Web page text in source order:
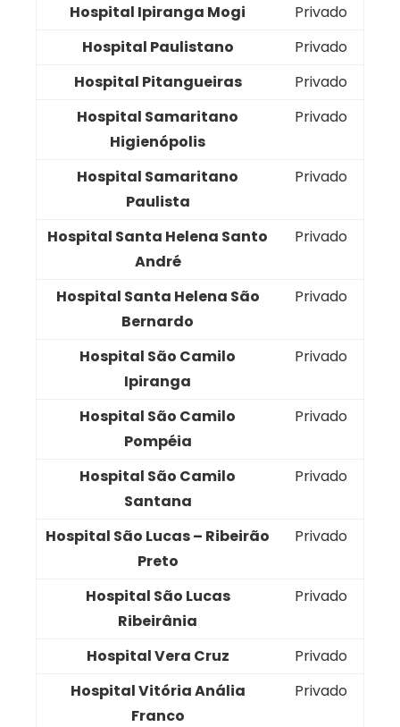
Hospital Ipiranga Mogi
Privado
Hospital Paulistano
Privado
Hospital Pitangueiras
Privado
Hospital Samaritano
Higienópolis
Privado
Hospital Samaritano
Paulista
Privado
Hospital Santa Helena Santo
André
Privado
Hospital Santa Helena São
Bernardo
Privado
Hospital São Camilo
Ipiranga
Privado
Hospital São Camilo
Pompéia
Privado
Hospital São Camilo
Santana
Privado
Hospital São Lucas – Ribeirão
Preto
Privado
Hospital São Lucas
Ribeirânia
Privado
Hospital Vera Cruz
Privado
Hospital Vitória Anália
Franco
Privado